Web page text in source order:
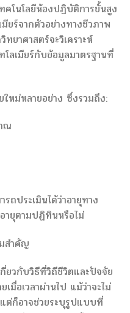
คโนโลยีห้องปฏิบัติการขั้นสูง
ยร์จากตัวอย่างทางชีวภาพ
ยาศาสตร์จะวิเคราะห์
โลเมียร์กับข้อมูลมาตรฐานที่
หม่หลายอย่าง ซึ่งรวมถึง:
ณ
รถประเมินได้ว่าอายุทาง
ายุตามปฏิทินหรือไม่
สำคัญ
กี่ยวกับวิธีที่วิถีชีวิตและปัจจัย
มื่อเวลาผ่านไป แม้ว่าจะไม่
ต่ก็อาจช่วยระบุรูปแบบที่